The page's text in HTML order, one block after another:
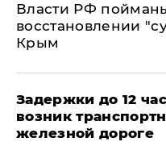
Власти РФ
восстановлении
Крым
Задержки до 12
возник
железной дороге